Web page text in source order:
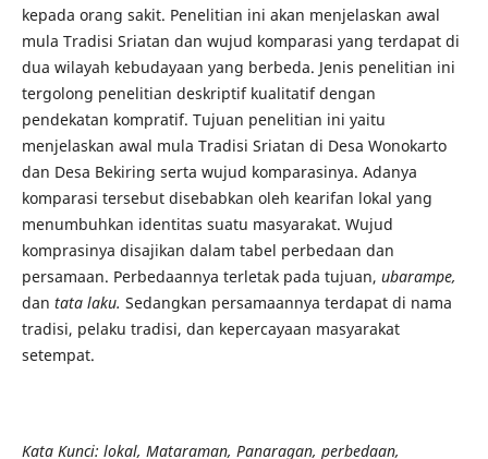
kepada orang sakit. Penelitian ini akan menjelaskan awal
mula Tradisi Sriatan dan wujud komparasi yang terdapat di
dua wilayah kebudayaan yang berbeda. Jenis penelitian ini
tergolong penelitian deskriptif kualitatif dengan
pendekatan kompratif. Tujuan penelitian ini yaitu
menjelaskan awal mula Tradisi Sriatan di Desa Wonokarto
dan Desa Bekiring serta wujud komparasinya. Adanya
komparasi tersebut disebabkan oleh kearifan lokal yang
menumbuhkan identitas suatu masyarakat. Wujud
komprasinya disajikan dalam tabel perbedaan dan
persamaan. Perbedaannya terletak pada tujuan, ubarampe,
dan tata laku. Sedangkan persamaannya terdapat di nama
tradisi, pelaku tradisi, dan kepercayaan masyarakat
setempat.
Kata Kunci: lokal, Mataraman, Panaragan, perbedaan,